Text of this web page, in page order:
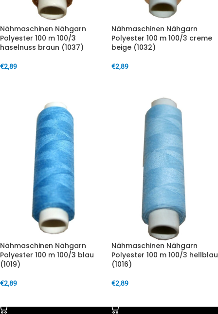
Nähmaschinen Nähgarn
Polyester 100 m 100/3
haselnuss braun (1037)
€2,89
Nähmaschinen Nähgarn
Polyester 100 m 100/3 creme
beige (1032)
€2,89
Nähmaschinen Nähgarn
Polyester 100 m 100/3 blau
(1019)
€2,89
Nähmaschinen Nähgarn
Polyester 100 m 100/3 hellblau
(1016)
€2,89